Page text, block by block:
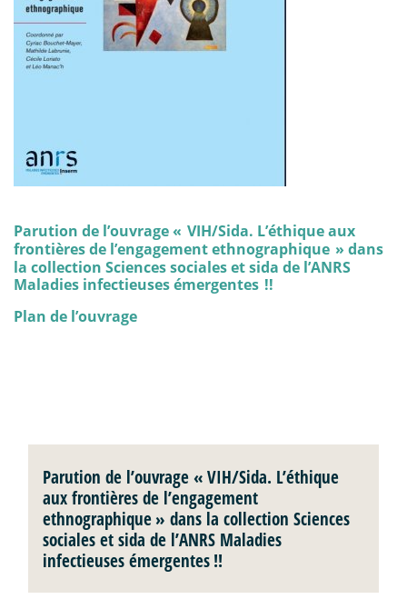
Parution de l’ouvrage « VIH/Sida. L’éthique aux
frontières de l’engagement ethnographique » dans
la collection Sciences sociales et sida de l’ANRS
Maladies infectieuses émergentes !!
Plan de l’ouvrage
Parution de l’ouvrage «VIH/Sida. L’éthique
aux frontières de l’engagement
ethnographique» dans la collection Sciences
sociales et sida de l’ANRS Maladies
infectieuses émergentes!!